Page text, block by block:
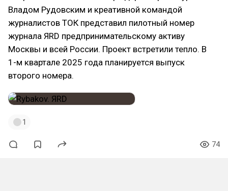
Владом Рудовским и креативной командой
журналистов ТОК представил пилотный номер
журнала ЯRD предпринимательскому активу
Москвы и всей России. Проект встретили тепло. В
1-м квартале 2025 года планируется выпуск
второго номера.
1
74